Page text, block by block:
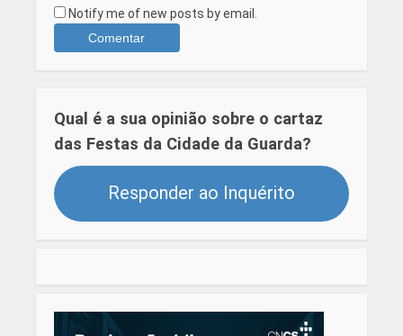
Notify me of new posts by email.
Qual é a sua opinião sobre o cartaz
das Festas da Cidade da Guarda?
Responder ao Inquérito